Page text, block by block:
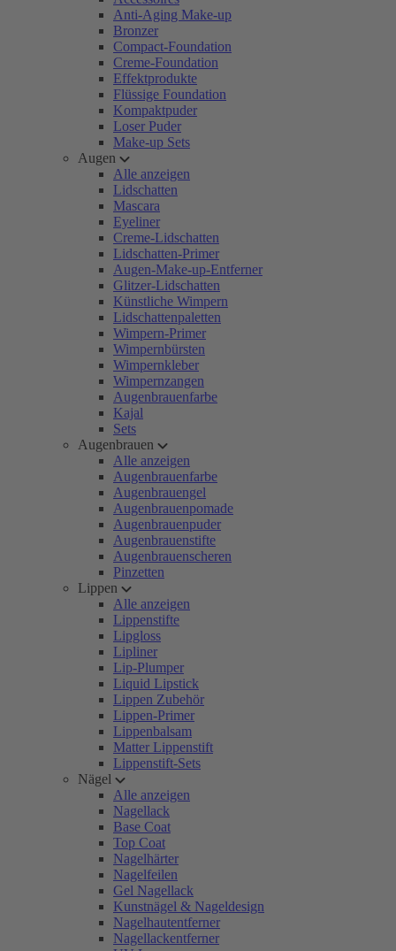
Anti-Aging Make-up
Bronzer
Compact-Foundation
Creme-Foundation
Effektprodukte
Flüssige Foundation
Kompaktpuder
Loser Puder
Make-up Sets
Augen
Alle anzeigen
Lidschatten
Mascara
Eyeliner
Creme-Lidschatten
Lidschatten-Primer
Augen-Make-up-Entferner
Glitzer-Lidschatten
Künstliche Wimpern
Lidschattenpaletten
Wimpern-Primer
Wimpernbürsten
Wimpernkleber
Wimpernzangen
Augenbrauenfarbe
Kajal
Sets
Augenbrauen
Alle anzeigen
Augenbrauenfarbe
Augenbrauengel
Augenbrauenpomade
Augenbrauenpuder
Augenbrauenstifte
Augenbrauenscheren
Pinzetten
Lippen
Alle anzeigen
Lippenstifte
Lipgloss
Lipliner
Lip-Plumper
Liquid Lipstick
Lippen Zubehör
Lippen-Primer
Lippenbalsam
Matter Lippenstift
Lippenstift-Sets
Nägel
Alle anzeigen
Nagellack
Base Coat
Top Coat
Nagelhärter
Nagelfeilen
Gel Nagellack
Kunstnägel & Nageldesign
Nagelhautentferner
Nagellackentferner